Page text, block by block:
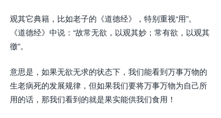
观其它典籍，比如老子的《道德经》，特别重视“用”。
《道德经》中说：“故常无欲，以观其妙；常有欲，以观其
徼”。
意思是，如果无欲无求的状态下，我们能看到万事万物的
生老病死的发展规律，但如果我们要将万事万物为自己所
用的话，那我们看到的就是果实能供我们食用！